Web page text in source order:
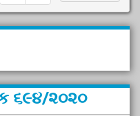
૨૦૨૫)
૬૯૪/૨૦૨૦